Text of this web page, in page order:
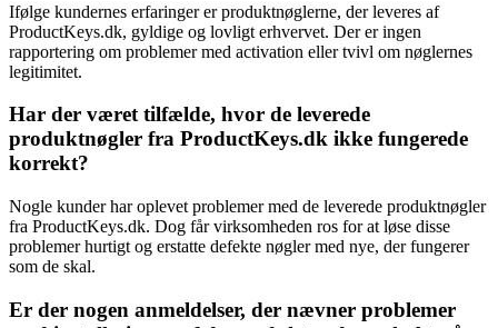
Ifølge kundernes erfaringer er produktnøglerne, der leveres af
ProductKeys.dk, gyldige og lovligt erhvervet. Der er ingen
rapportering om problemer med activation eller tvivl om nøglernes
legitimitet.
Har der været tilfælde, hvor de leverede
produktnøgler fra ProductKeys.dk ikke fungerede
korrekt?
Nogle kunder har oplevet problemer med de leverede produktnøgler
fra ProductKeys.dk. Dog får virksomheden ros for at løse disse
problemer hurtigt og erstatte defekte nøgler med nye, der fungerer
som de skal.
Er der nogen anmeldelser, der nævner problemer